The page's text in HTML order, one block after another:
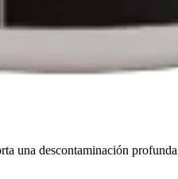
una descontaminación